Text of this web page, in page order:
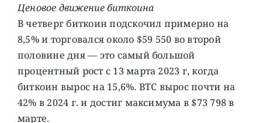
Ценовое движение биткоина
В четверг биткоин подскочил примерно на
8,5% и торговался около $59 550 во второй
половине дня — это самый большой
процентный рост с 13 марта 2023 г, когда
биткоин вырос на 15,6%. BTC вырос почти на
42% в 2024 г. и достиг максимума в $73 798 в
марте.